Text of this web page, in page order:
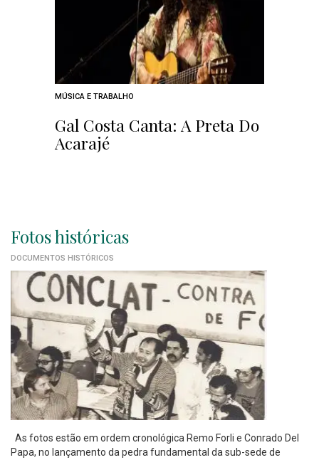
MÚSICA E TRABALHO
Gal Costa Canta: A Preta Do
Acarajé
Fotos históricas
DOCUMENTOS HISTÓRICOS
As fotos estão em ordem cronológica Remo Forli e Conrado Del
Papa, no lançamento da pedra fundamental da sub-sede de